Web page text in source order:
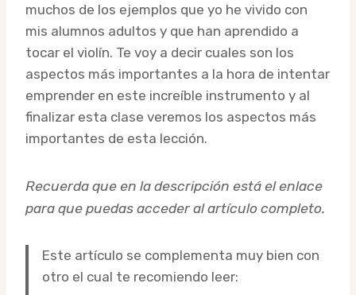
muchos de los ejemplos que yo he vivido con
mis alumnos adultos y que han aprendido a
tocar el violín. Te voy a decir cuales son los
aspectos más importantes a la hora de intentar
emprender en este increíble instrumento y al
finalizar esta clase veremos los aspectos más
importantes de esta lección.
Recuerda que en la descripción está el enlace
para que puedas acceder al artículo completo.
Este artículo se complementa muy bien con
otro el cual te recomiendo leer: